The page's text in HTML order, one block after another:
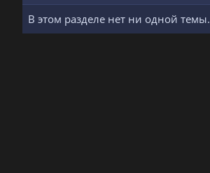
В этом разделе нет ни одной темы.